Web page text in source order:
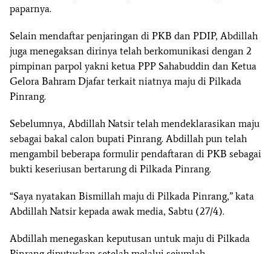
paparnya.
Selain mendaftar penjaringan di PKB dan PDIP, Abdillah
juga menegaksan dirinya telah berkomunikasi dengan 2
pimpinan parpol yakni ketua PPP Sahabuddin dan Ketua
Gelora Bahram Djafar terkait niatnya maju di Pilkada
Pinrang.
Sebelumnya, Abdillah Natsir telah mendeklarasikan maju
sebagai bakal calon bupati Pinrang. Abdillah pun telah
mengambil beberapa formulir pendaftaran di PKB sebagai
bukti keseriusan bertarung di Pilkada Pinrang.
“Saya nyatakan Bismillah maju di Pilkada Pinrang,” kata
Abdillah Natsir kepada awak media, Sabtu (27/4).
Abdillah menegaskan keputusan untuk maju di Pilkada